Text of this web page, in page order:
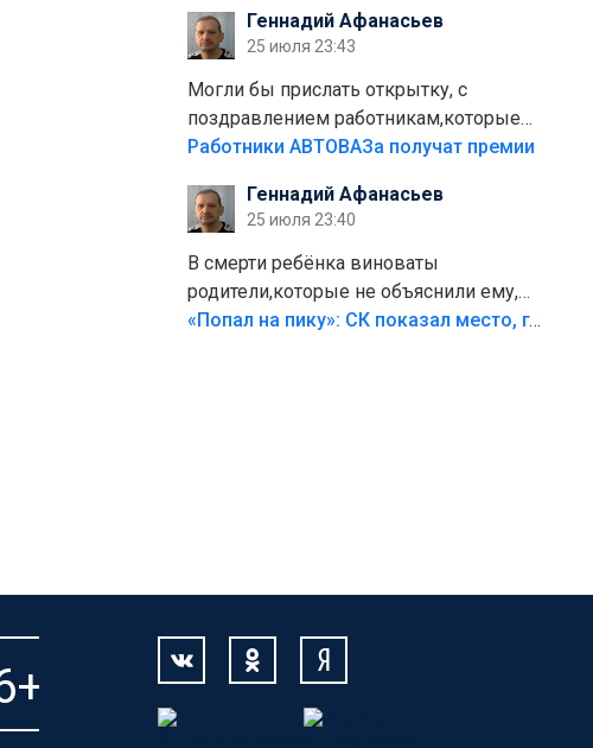
полно стоит,почему водители всё
равно едут в лес? Штрафы мизерные.
Геннадий Афанасьев
25 июля 23:43
Могли бы прислать открытку, с
поздравлением работникам,которые
больше сорока лет отработали на
Работники АВТОВАЗа получат премии
Геннадий Афанасьев
25 июля 23:40
В смерти ребёнка виноваты
родители,которые не объяснили ему,
что такое хорошо и что такое плохо!
«Попал на пику»: СК показал место, где был смертельно травмирован ребенок в Тольятти